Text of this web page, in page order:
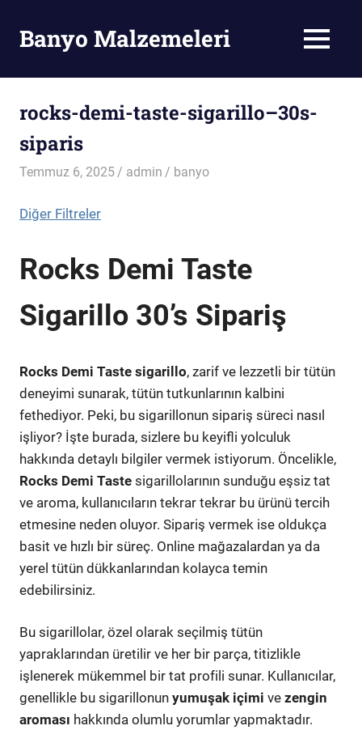
contentBanyo Malzemeleri MENU
rocks-demi-taste-sigarillo–30s-
siparis
Temmuz 6, 2025 admin banyo
Diğer Filtreler
Rocks Demi Taste
Sigarillo 30’s Sipariş
Rocks Demi Taste sigarillo, zarif ve lezzetli bir tütün
deneyimi sunarak, tütün tutkunlarının kalbini
fethediyor. Peki, bu sigarillonun sipariş süreci nasıl
işliyor? İşte burada, sizlere bu keyifli yolculuk
hakkında detaylı bilgiler vermek istiyorum. Öncelikle,
Rocks Demi Taste sigarillolarının sunduğu eşsiz tat
ve aroma, kullanıcıların tekrar tekrar bu ürünü tercih
etmesine neden oluyor. Sipariş vermek ise oldukça
basit ve hızlı bir süreç. Online mağazalardan ya da
yerel tütün dükkanlarından kolayca temin
edebilirsiniz.
Bu sigarillolar, özel olarak seçilmiş tütün
yapraklarından üretilir ve her bir parça, titizlikle
işlenerek mükemmel bir tat profili sunar. Kullanıcılar,
genellikle bu sigarillonun yumuşak içimi ve zengin
aroması hakkında olumlu yorumlar yapmaktadır.